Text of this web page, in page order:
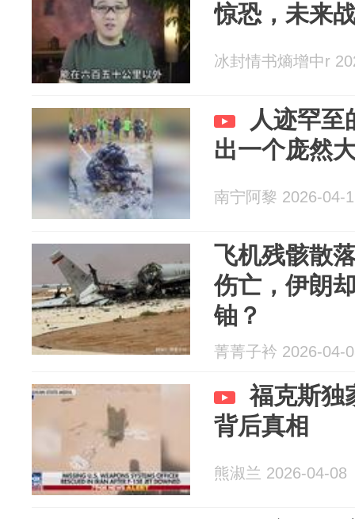
惊恐，未来
冰封情书熵增中r
人迹罕至
出一个庞然
南宁阿黎 2026-04-
飞机残骸散
伤亡，伊朗
铀？
菁菁子衿 2026-04-
福克斯独
背后真相
熊淑兰 2026-04-08